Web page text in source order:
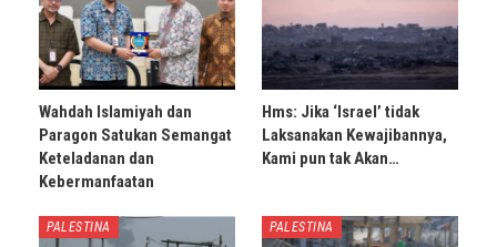
Wahdah Islamiyah dan
Paragon Satukan Semangat
Keteladanan dan
Kebermanfaatan
Hms: Jika ‘Israel’ tidak
Laksanakan Kewajibannya,
Kami pun tak Akan…
PALESTINA PALESTINA